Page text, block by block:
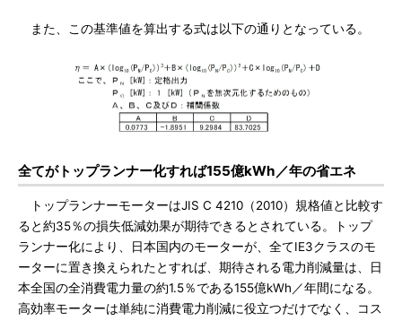
また、この基準値を算出する式は以下の通りとなっている。
全てがトップランナー化すれば155億kWh／年の省エネ
トップランナーモーターはJIS C 4210（2010）規格値と比較す
ると約35％の損失低減効果が期待できるとされている。トップ
ランナー化により、日本国内のモーターが、全てIE3クラスのモ
ーターに置き換えられたとすれば、期待される電力削減量は、日
本全国の全消費電力量の約1.5％である155億kWh／年間になる。
高効率モーターは単純に消費電力削減に役立つだけでなく、コス